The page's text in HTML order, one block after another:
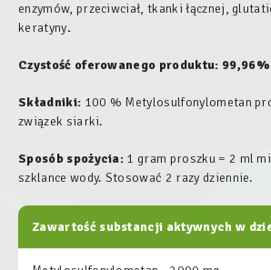
enzymów, przeciwciał, tkanki łącznej,
keratyny.
Czystość oferowanego produktu: 99,96%
Składniki: 100 % Metylosulfonylometan
związek siarki.
Sposób spożycia: 1 gram proszku = 2 ml
szklance wody. Stosować 2 razy dziennie.
Zawartość substancji aktywnych w